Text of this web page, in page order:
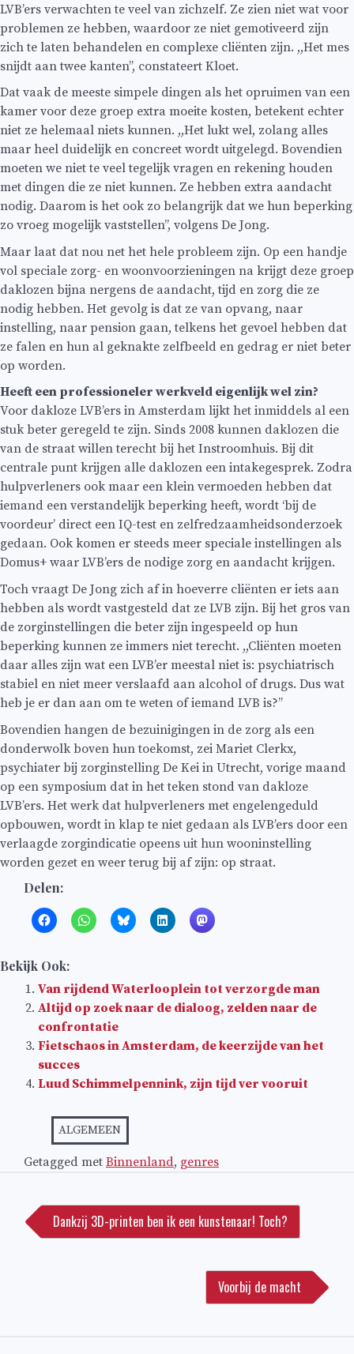
LVB’ers verwachten te veel van zichzelf. Ze zien niet wat voor
problemen ze hebben, waardoor ze niet gemotiveerd zijn
zich te laten behandelen en complexe cliënten zijn. ,,Het mes
snijdt aan twee kanten’’, constateert Kloet.
Dat vaak de meeste simpele dingen als het opruimen van een
kamer voor deze groep extra moeite kosten, betekent echter
niet ze helemaal niets kunnen. ,,Het lukt wel, zolang alles
maar heel duidelijk en concreet wordt uitgelegd. Bovendien
moeten we niet te veel tegelijk vragen en rekening houden
met dingen die ze niet kunnen. Ze hebben extra aandacht
nodig. Daarom is het ook zo belangrijk dat we hun beperking
zo vroeg mogelijk vaststellen’’, volgens De Jong.
Maar laat dat nou net het hele probleem zijn. Op een handje
vol speciale zorg- en woonvoorzieningen na krijgt deze groep
daklozen bijna nergens de aandacht, tijd en zorg die ze
nodig hebben. Het gevolg is dat ze van opvang, naar
instelling, naar pension gaan, telkens het gevoel hebben dat
ze falen en hun al geknakte zelfbeeld en gedrag er niet beter
op worden.
Heeft een professioneler werkveld eigenlijk wel zin?
Voor dakloze LVB’ers in Amsterdam lijkt het inmiddels al een
stuk beter geregeld te zijn. Sinds 2008 kunnen daklozen die
van de straat willen terecht bij het Instroomhuis. Bij dit
centrale punt krijgen alle daklozen een intakegesprek. Zodra
hulpverleners ook maar een klein vermoeden hebben dat
iemand een verstandelijk beperking heeft, wordt ‘bij de
voordeur’ direct een IQ-test en zelfredzaamheidsonderzoek
gedaan. Ook komen er steeds meer speciale instellingen als
Domus+ waar LVB’ers de nodige zorg en aandacht krijgen.
Toch vraagt De Jong zich af in hoeverre cliënten er iets aan
hebben als wordt vastgesteld dat ze LVB zijn. Bij het gros van
de zorginstellingen die beter zijn ingespeeld op hun
beperking kunnen ze immers niet terecht. ,,Cliënten moeten
daar alles zijn wat een LVB’er meestal niet is: psychiatrisch
stabiel en niet meer verslaafd aan alcohol of drugs. Dus wat
heb je er dan aan om te weten of iemand LVB is?’’
Bovendien hangen de bezuinigingen in de zorg als een
donderwolk boven hun toekomst, zei Mariet Clerkx,
psychiater bij zorginstelling De Kei in Utrecht, vorige maand
op een symposium dat in het teken stond van dakloze
LVB’ers. Het werk dat hulpverleners met engelengeduld
opbouwen, wordt in klap te niet gedaan als LVB’ers door een
verlaagde zorgindicatie opeens uit hun wooninstelling
worden gezet en weer terug bij af zijn: op straat.
Delen:
Bekijk Ook:
Van rijdend Waterlooplein tot verzorgde man
Altijd op zoek naar de dialoog, zelden naar de
confrontatie
Fietschaos in Amsterdam, de keerzijde van het
succes
Luud Schimmelpennink, zijn tijd ver vooruit
ALGEMEEN
Getagged met Binnenland, genres
navigatie
Dankzij 3D-printen ben ik een kunstenaar! Toch?
Voorbij de macht